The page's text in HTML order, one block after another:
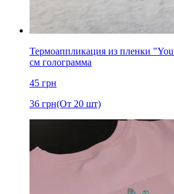
Термоаппликация из пленки
см голограмма
45 грн
36 грн(От 20 шт)